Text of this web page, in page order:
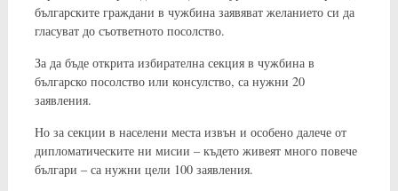
българските граждани в чужбина заявяват желанието си да
гласуват до съответното посолство.
За да бъде открита избирателна секция в чужбина в
българско посолство или консулство, са нужни 20
заявления.
Но за секции в населени места извън и особено далече от
дипломатическите ни мисии – където живеят много повече
българи – са нужни цели 100 заявления.